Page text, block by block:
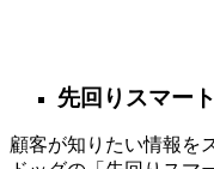
先回りスマー
顧客が知りたい情報を